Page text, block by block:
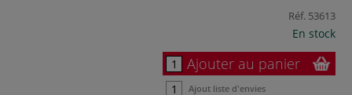
Réf. 53613
En stock
Ajouter au panier
Ajout liste d'envies